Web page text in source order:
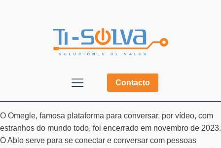
Contacto
O Omegle, famosa plataforma para conversar, por vídeo, com
estranhos do mundo todo, foi encerrado em novembro de 2023.
O Ablo serve para se conectar e conversar com pessoas